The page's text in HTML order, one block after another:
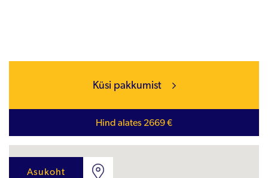
Küsi pakkumist
Hind alates 2669 €
Asukoht